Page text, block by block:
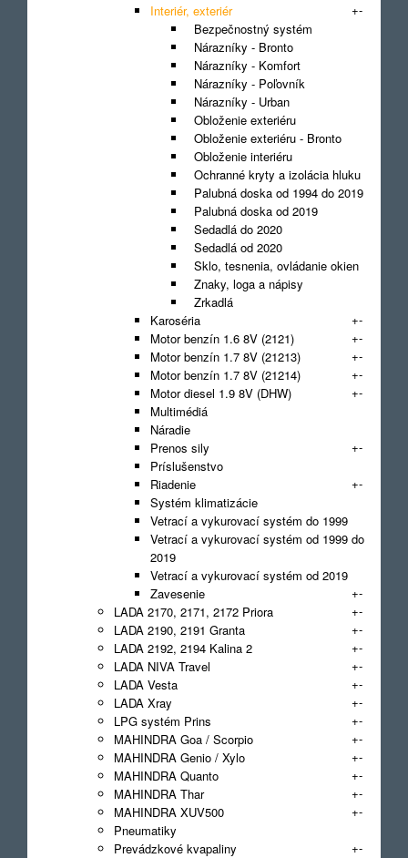
Interiér, exteriér
+-
Bezpečnostný systém
Nárazníky - Bronto
Nárazníky - Komfort
Nárazníky - Poľovník
Nárazníky - Urban
Obloženie exteriéru
Obloženie exteriéru - Bronto
Obloženie interiéru
Ochranné kryty a izolácia hluku
Palubná doska od 1994 do 2019
Palubná doska od 2019
Sedadlá do 2020
Sedadlá od 2020
Sklo, tesnenia, ovládanie okien
Znaky, loga a nápisy
Zrkadlá
Karoséria
+-
Motor benzín 1.6 8V (2121)
+-
Motor benzín 1.7 8V (21213)
+-
Motor benzín 1.7 8V (21214)
+-
Motor diesel 1.9 8V (DHW)
+-
Multimédiá
Náradie
Prenos sily
+-
Príslušenstvo
Riadenie
+-
Systém klimatizácie
Vetrací a vykurovací systém do 1999
Vetrací a vykurovací systém od 1999 do
2019
Vetrací a vykurovací systém od 2019
Zavesenie
+-
LADA 2170, 2171, 2172 Priora
+-
LADA 2190, 2191 Granta
+-
LADA 2192, 2194 Kalina 2
+-
LADA NIVA Travel
+-
LADA Vesta
+-
LADA Xray
+-
LPG systém Prins
+-
MAHINDRA Goa / Scorpio
+-
MAHINDRA Genio / Xylo
+-
MAHINDRA Quanto
+-
MAHINDRA Thar
+-
MAHINDRA XUV500
+-
Pneumatiky
Prevádzkové kvapaliny
+-